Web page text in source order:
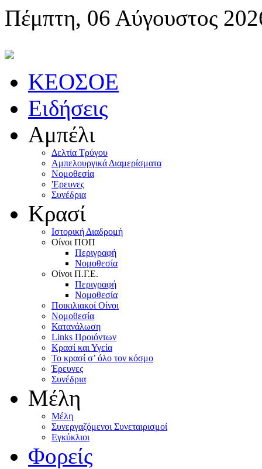
Πέμπτη, 06 Αύγουστος
KEOΣOE
Ειδήσεις
Αμπέλι
Δελτία Τρύγου
Αμπελουργικά Διαμερίσματα
Nομοθεσία
'Eρευνες
Συνέδρια
Κρασί
Iστορική Διαδρομή
Oίνοι ΠOΠ
Περιγραφή
Nομοθεσία
Oίνοι Π.Γ.E.
Περιγραφή
Νομοθεσία
Ποικιλιακοί Oίνοι
Nομοθεσία
Κατανάλωση
Links Προιόντων
Κρασί και Υγεία
To κρασί σ’ όλο τον κόσμο
Έρευνες
Συνέδρια
Μέλη
Mέλη
Συνεργαζόμενοι Συνεταιρισμοί
Εγκύκλιοι
Φορείς